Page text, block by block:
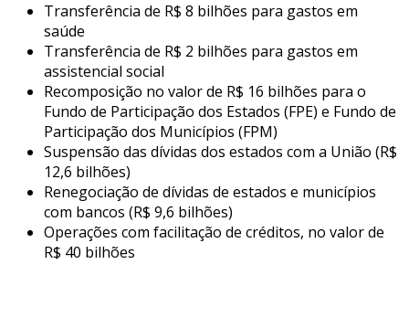
Transferência de R$ 8 bilhões para gastos em
saúde
Transferência de R$ 2 bilhões para gastos em
assistencial social
Recomposição no valor de R$ 16 bilhões para o
Fundo de Participação dos Estados (FPE) e Fundo de
Participação dos Municípios (FPM)
Suspensão das dívidas dos estados com a União (R$
12,6 bilhões)
Renegociação de dívidas de estados e municípios
com bancos (R$ 9,6 bilhões)
Operações com facilitação de créditos, no valor de
R$ 40 bilhões